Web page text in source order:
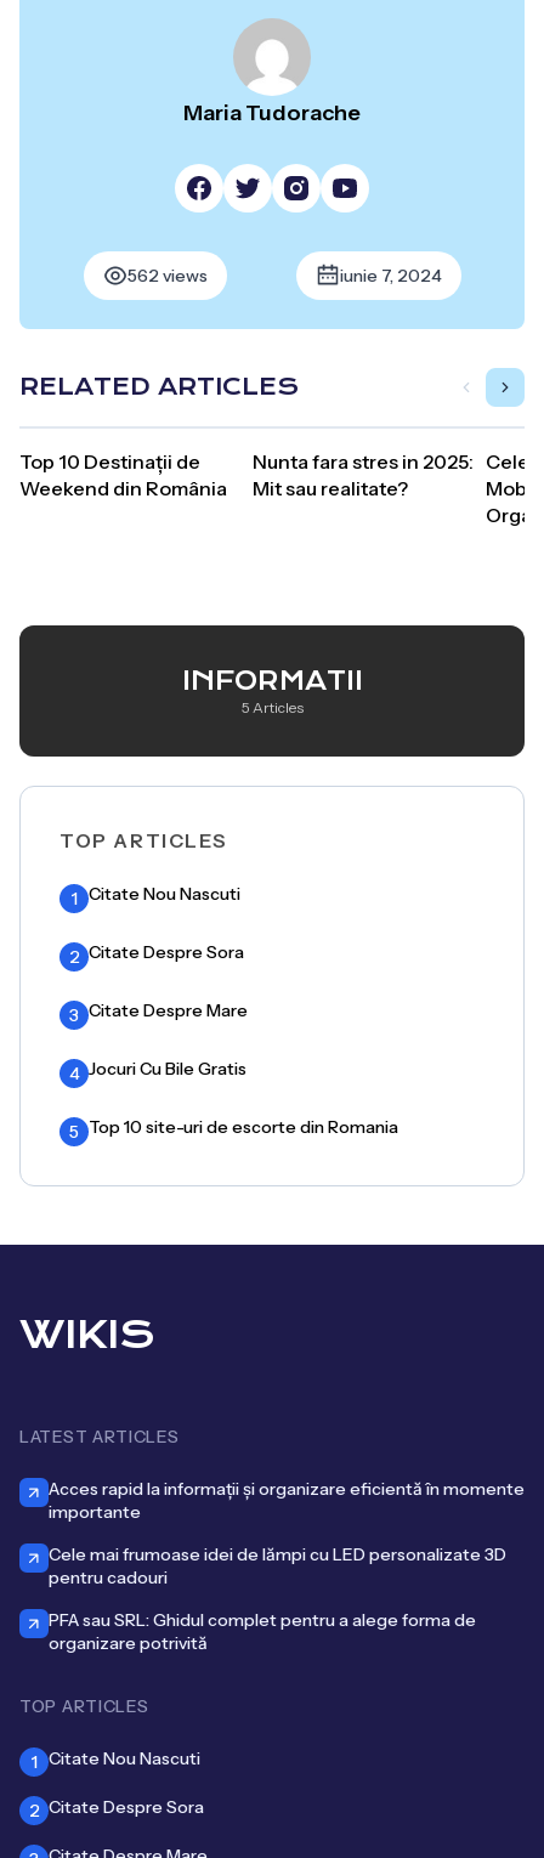
Maria Tudorache
562 views iunie 7, 2024
RELATED ARTICLES
Top 10 Destinații de
Weekend din România
Nunta fara stres in 2025:
Mit sau realitate?
Cele
INFORMATII
5 Articles
TOP ARTICLES
1 Citate Nou Nascuti
2 Citate Despre Sora
3 Citate Despre Mare
4 Jocuri Cu Bile Gratis
5 Top 10 site-uri de escorte din Romania
WIKIS
LATEST ARTICLES
Acces rapid la informații și organizare eficientă în momente
importante
Cele mai frumoase idei de lămpi cu LED personalizate 3D
pentru cadouri
PFA sau SRL: Ghidul complet pentru a alege forma de
organizare potrivită
TOP ARTICLES
1 Citate Nou Nascuti
2 Citate Despre Sora